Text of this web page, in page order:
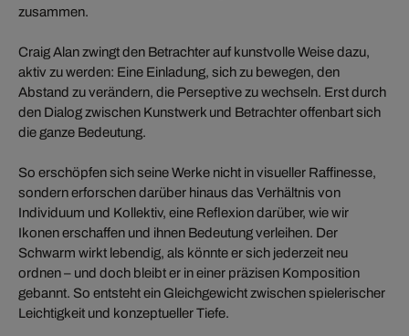
zusammen.
Craig Alan zwingt den Betrachter auf kunstvolle Weise dazu,
aktiv zu werden: Eine Einladung, sich zu bewegen, den
Abstand zu verändern, die Perseptive zu wechseln. Erst durch
den Dialog zwischen Kunstwerk und Betrachter offenbart sich
die ganze Bedeutung.
So erschöpfen sich seine Werke nicht in visueller Raffinesse,
sondern erforschen darüber hinaus das Verhältnis von
Individuum und Kollektiv, eine Reflexion darüber, wie wir
Ikonen erschaffen und ihnen Bedeutung verleihen. Der
Schwarm wirkt lebendig, als könnte er sich jederzeit neu
ordnen – und doch bleibt er in einer präzisen Komposition
gebannt. So entsteht ein Gleichgewicht zwischen spielerischer
Leichtigkeit und konzeptueller Tiefe.